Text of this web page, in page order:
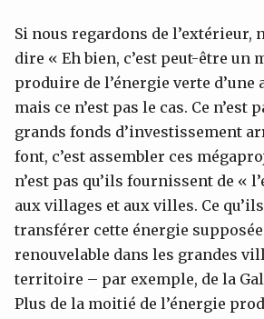
Si nous regardons de l’extérieur,
dire « Eh bien, c’est peut-être un
produire de l’énergie verte d’une
mais ce n’est pas le cas. Ce n’est
grands fonds d’investissement
font, c’est assembler ces
n’est pas qu’ils fournissent de «
aux villages et aux villes. Ce
transférer cette énergie
renouvelable dans les grandes
territoire – par exemple, de la
Plus de la moitié de l’énergie